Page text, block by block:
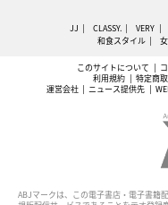
JJ CLASSY. VERY
和食スタイル
このサイトについて
利用規約
特定商
運営会社
ニュース提供先
ABJマークは、この電子書店・電子書籍